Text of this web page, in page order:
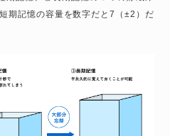
期記憶の容量を数字だと7（±2）だ